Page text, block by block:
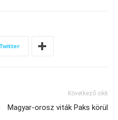
Twitter
Következő cikk
Magyar-orosz viták Paks körül